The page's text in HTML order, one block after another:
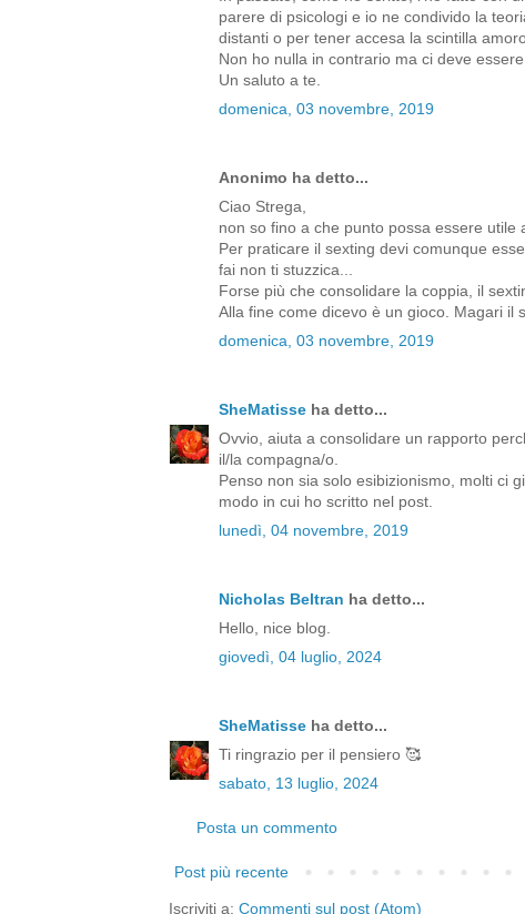
parere di psicologi e io ne condivido la
distanti o per tener accesa la scintilla
Non ho nulla in contrario ma ci deve
Un saluto a te.
domenica, 03 novembre, 2019
Anonimo ha detto...
Ciao Strega,
non so fino a che punto possa essere utile
Per praticare il sexting devi comunque
fai non ti stuzzica...
Forse più che consolidare la coppia, il
Alla fine come dicevo è un gioco. Magari il
domenica, 03 novembre, 2019
SheMatisse ha detto...
Ovvio, aiuta a consolidare un rapporto
il/la compagna/o.
Penso non sia solo esibizionismo, molti ci
modo in cui ho scritto nel post.
lunedì, 04 novembre, 2019
Nicholas Beltran ha detto...
Hello, nice blog.
giovedì, 04 luglio, 2024
SheMatisse ha detto...
Ti ringrazio per il pensiero 🥰
sabato, 13 luglio, 2024
Posta un commento
Post più recente
Iscriviti a: Commenti sul post (Atom)